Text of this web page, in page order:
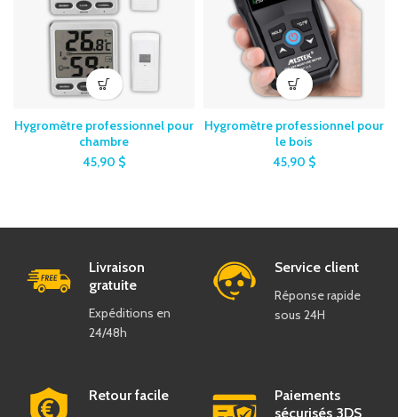
Hygromètre professionnel pour
chambre
45,90 $
Hygromètre professionnel pour
le bois
45,90 $
Livraison
gratuite
Expéditions en
24/48h
Service client
Réponse rapide
sous 24H
Retour facile
Paiements
sécurisés 3DS